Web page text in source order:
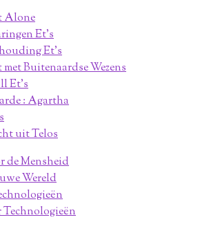
Alone
Et's
Et's
Buitenaardse Wezens
Et's
: Agartha
uit Telos
de Mensheid
Wereld
Technologieën